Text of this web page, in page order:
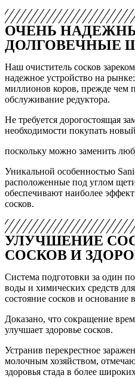
ОЧЕНЬ
ДОЛГОВЕЧНЫЕ
Наш очиститель сосков
надежное устройство на
миллионов коров, прежде чем
обслуживание редуктора.
Не требуется дорогостоящая
необходимости покупать
поскольку можно заменить
Уникальной особенностью
расположенные под углом
обеспечивают наиболее
сосков.
УЛУЧШЕНИЕ
СОСКОВ И
Система подготовки за один
воды и химических средств
состояние сосков и основание
Доказано, что сокращение
улучшает здоровье сосков.
Устранив перекрестное
молочным хозяйством,
здоровья стада в более